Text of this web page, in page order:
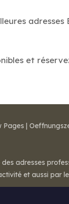
adresses
et
Pages |
adresses
et aussi par